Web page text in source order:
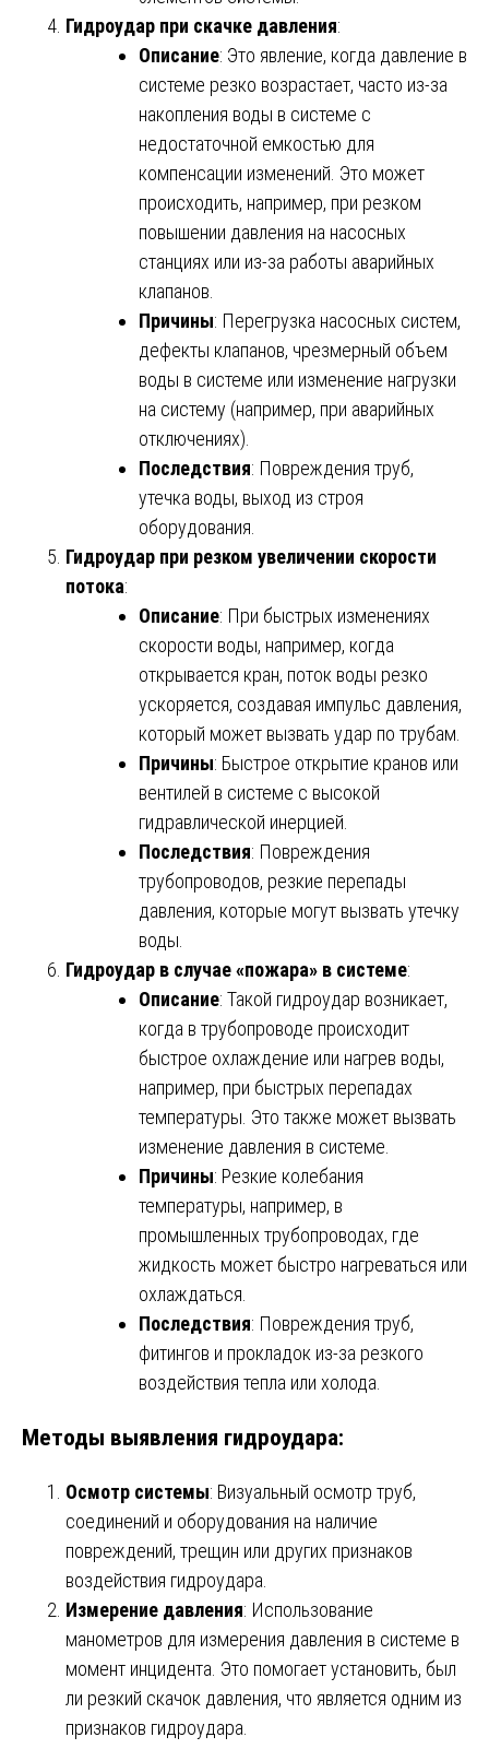
Гидроудар при скачке давления:
Описание: Это явление, когда давление в
системе резко возрастает, часто из-за
накопления воды в системе с
недостаточной емкостью для
компенсации изменений. Это может
происходить, например, при резком
повышении давления на насосных
станциях или из-за работы аварийных
клапанов.
Причины: Перегрузка насосных систем,
дефекты клапанов, чрезмерный объем
воды в системе или изменение нагрузки
на систему (например, при аварийных
отключениях).
Последствия: Повреждения труб,
утечка воды, выход из строя
оборудования.
Гидроудар при резком увеличении скорости
потока:
Описание: При быстрых изменениях
скорости воды, например, когда
открывается кран, поток воды резко
ускоряется, создавая импульс давления,
который может вызвать удар по трубам.
Причины: Быстрое открытие кранов или
вентилей в системе с высокой
гидравлической инерцией.
Последствия: Повреждения
трубопроводов, резкие перепады
давления, которые могут вызвать утечку
воды.
Гидроудар в случае «пожара» в системе:
Описание: Такой гидроудар возникает,
когда в трубопроводе происходит
быстрое охлаждение или нагрев воды,
например, при быстрых перепадах
температуры. Это также может вызвать
изменение давления в системе.
Причины: Резкие колебания
температуры, например, в
промышленных трубопроводах, где
жидкость может быстро нагреваться или
охлаждаться.
Последствия: Повреждения труб,
фитингов и прокладок из-за резкого
воздействия тепла или холода.
Методы выявления гидроудара:
Осмотр системы: Визуальный осмотр труб,
соединений и оборудования на наличие
повреждений, трещин или других признаков
воздействия гидроудара.
Измерение давления: Использование
манометров для измерения давления в системе в
момент инцидента. Это помогает установить, был
ли резкий скачок давления, что является одним из
признаков гидроудара.